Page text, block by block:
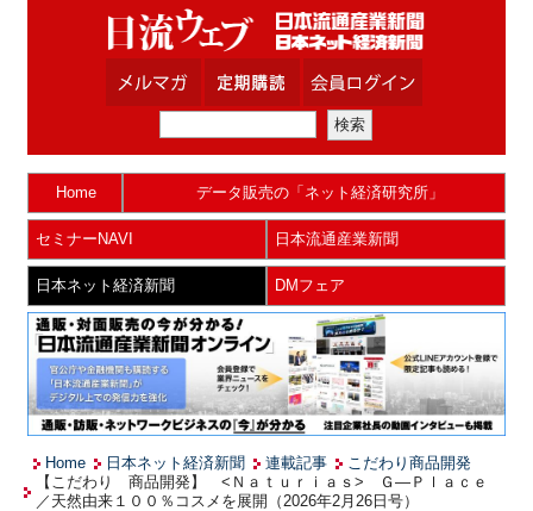
Home データ販売の「ネット経済研究所」
セミナーNAVI 日本流通産業新聞
日本ネット経済新聞 DMフェア
Home 日本ネット経済新聞 連載記事
こだわり商品開発
【こだわり 商品開発】 <Ｎａｔｕｒｉａｓ> Ｇ―Ｐｌａｃｅ
／天然由来１００％コスメを展開（2026年2月26日号）